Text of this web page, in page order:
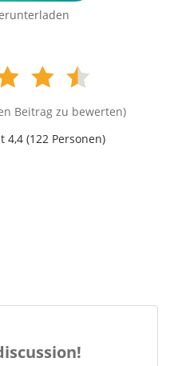
Beitrag zu bewerten)
4,4 (122Personen)